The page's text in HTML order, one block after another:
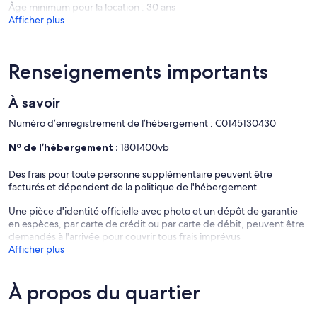
Âge minimum pour la location : 30 ans
Afficher plus
Renseignements importants
À savoir
Numéro d’enregistrement de l’hébergement : C0145130430
Nº de l’hébergement : 1801400vb
Des frais pour toute personne supplémentaire peuvent être
facturés et dépendent de la politique de l'hébergement
Une pièce d'identité officielle avec photo et un dépôt de garantie
en espèces, par carte de crédit ou par carte de débit, peuvent être
demandés à l'arrivée pour couvrir tous frais imprévus
Afficher plus
À propos du quartier